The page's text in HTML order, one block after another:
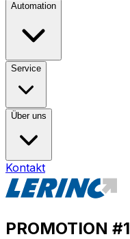
Automation
Service
Über uns
Kontakt
PROMOTION #1